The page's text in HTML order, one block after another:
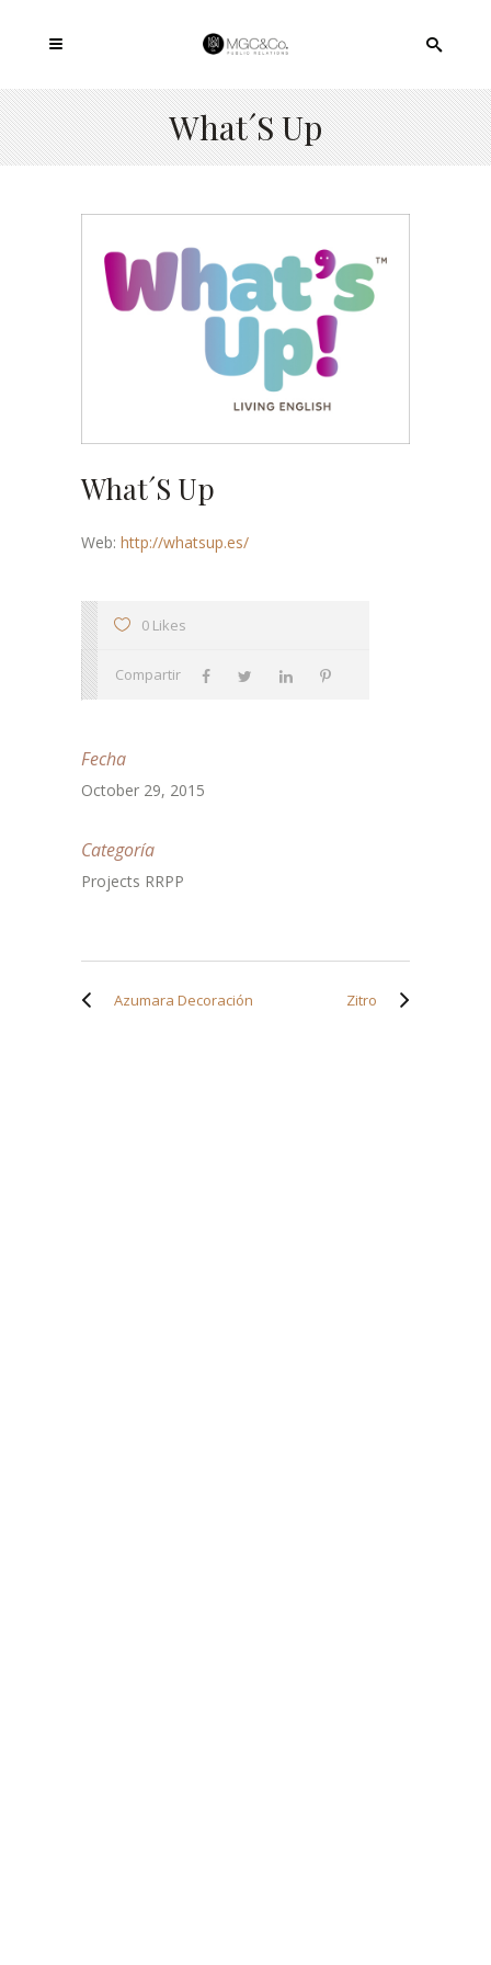
What´s Up
What´s Up
Web: http://whatsup.es/
0 Likes
Compartir
Fecha
October 29, 2015
Categoría
Projects RRPP
Azumara Decoración Zitro